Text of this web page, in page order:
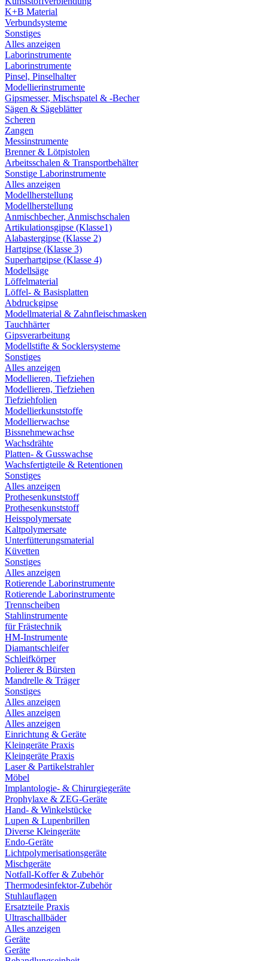
K+B Material
Verbundsysteme
Sonstiges
Alles anzeigen
Laborinstrumente
Laborinstrumente
Pinsel, Pinselhalter
Modellierinstrumente
Gipsmesser, Mischspatel & -Becher
Sägen & Sägeblätter
Scheren
Zangen
Messinstrumente
Brenner & Lötpistolen
Arbeitsschalen & Transportbehälter
Sonstige Laborinstrumente
Alles anzeigen
Modellherstellung
Modellherstellung
Anmischbecher, Anmischschalen
Artikulationsgipse (Klasse1)
Alabastergipse (Klasse 2)
Hartgipse (Klasse 3)
Superhartgipse (Klasse 4)
Modellsäge
Löffelmaterial
Löffel- & Basisplatten
Abdruckgipse
Modellmaterial & Zahnfleischmasken
Tauchhärter
Gipsverarbeitung
Modellstifte & Socklersysteme
Sonstiges
Alles anzeigen
Modellieren, Tiefziehen
Modellieren, Tiefziehen
Tiefziehfolien
Modellierkunststoffe
Modellierwachse
Bissnehmewachse
Wachsdrähte
Platten- & Gusswachse
Wachsfertigteile & Retentionen
Sonstiges
Alles anzeigen
Prothesenkunststoff
Prothesenkunststoff
Heisspolymersate
Kaltpolymersate
Unterfütterungsmaterial
Küvetten
Sonstiges
Alles anzeigen
Rotierende Laborinstrumente
Rotierende Laborinstrumente
Trennscheiben
Stahlinstrumente
für Frästechnik
HM-Instrumente
Diamantschleifer
Schleifkörper
Polierer & Bürsten
Mandrelle & Träger
Sonstiges
Alles anzeigen
Alles anzeigen
Alles anzeigen
Einrichtung & Geräte
Kleingeräte Praxis
Kleingeräte Praxis
Laser & Partikelstrahler
Möbel
Implantologie- & Chirurgiegeräte
Prophylaxe & ZEG-Geräte
Hand- & Winkelstücke
Lupen & Lupenbrillen
Diverse Kleingeräte
Endo-Geräte
Lichtpolymerisationsgeräte
Mischgeräte
Notfall-Koffer & Zubehör
Thermodesinfektor-Zubehör
Stuhlauflagen
Ersatzteile Praxis
Ultraschallbäder
Alles anzeigen
Geräte
Geräte